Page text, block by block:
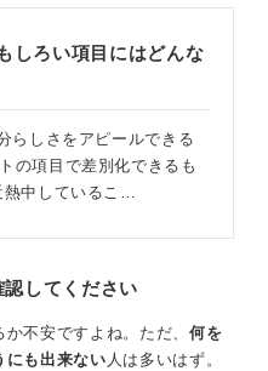
しろい項目にはどんな
らしさをアピールできる
の項目で差別化できるも
熱中しているこ…
してください
不安ですよね。ただ、 何を
にも出来ない 人は多いはず。